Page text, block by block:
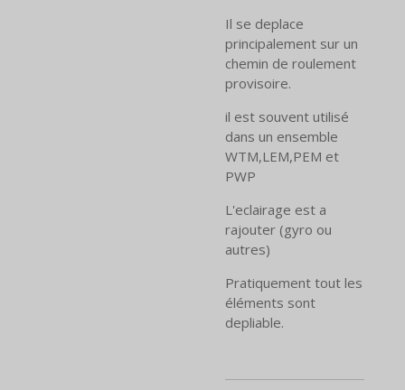
Il se deplace
principalement sur un
chemin de roulement
provisoire.
il est souvent utilisé
dans un ensemble
WTM,LEM,PEM et
PWP
L'eclairage est a
rajouter (gyro ou
autres)
Pratiquement tout les
éléments sont
depliable.